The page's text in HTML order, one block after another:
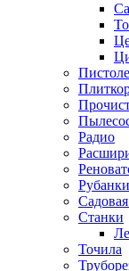
Радио
Рубанки
Станки
Точила